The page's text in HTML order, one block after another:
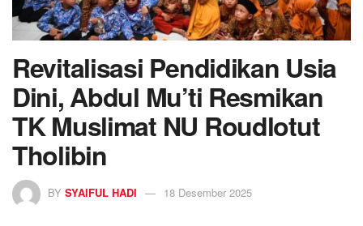
Revitalisasi Pendidikan Usia
Dini, Abdul Mu’ti Resmikan
TK Muslimat NU Roudlotut
Tholibin
BY SYAIFUL HADI 18 Desember 2025